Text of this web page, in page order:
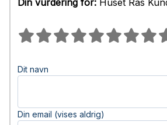
Din vurdering for: Huset Ras
Dit navn
Din email (vises aldrig)